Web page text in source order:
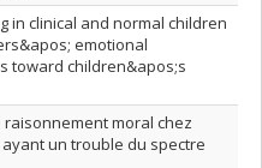
in clinical and normal children
emotional
toward children&apos;s
moral chez
un trouble du spectre